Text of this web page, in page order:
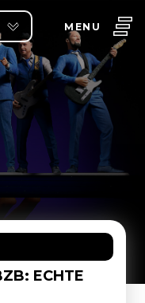
MENU
ECHTE